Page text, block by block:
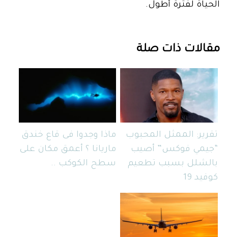
الحياة لفترة أطول.
مقالات ذات صلة
تقرير: الممثل المحبوب
“جيمي فوكس” أصيب
بالشلل بسبب تطعيم
كوفيد 19
ماذا وجدوا فى قاع خندق
ماريانا ؟ أعمق مكان على
سطح الكوكب ..